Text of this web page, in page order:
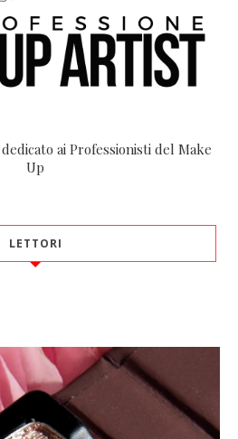
ai Professionisti del Make
Up
LETTORI